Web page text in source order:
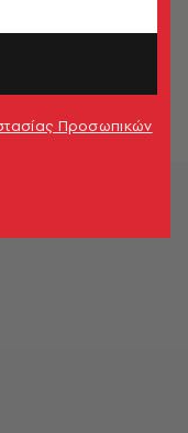
είναι η νέα global
Dior
Προσωπικών